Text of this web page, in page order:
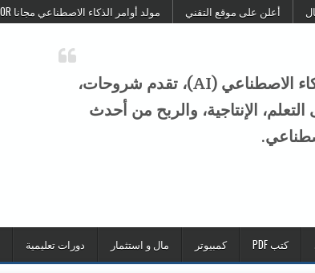
مولد أوامر الذكاء الاصطناعي مجانا FREE AI PROMPT GENERATOR أعلن على موقع التقني
موقع التقني هو منصة عربية متخصصة في الذكاء الاصطناعي (AI)، تقدم شروحات،
الإنتاجية، والربح من أحدث
دورات تعليمية مال و استثمار كمبيوتر كتب PDF